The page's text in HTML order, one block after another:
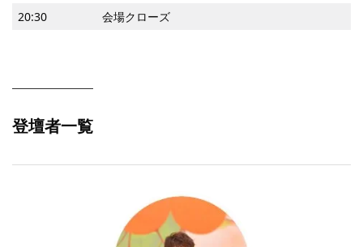
20:30
会場クローズ
登壇者一覧